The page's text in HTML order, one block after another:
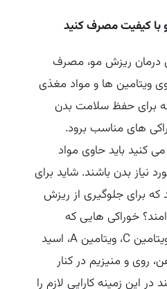
با کیفیت مصرف کنید
درمان ریزش مو، مصرف
ویتامین‌ ها و مواد مغذی
برای حفظ سلامت بدن
های مناسب برود.
کنید باید حاوی مواد
نیاز بدن باشند. شاید برای
برای جلوگیری از ریزش
خوراکی‌ هایی که
سرشار از ویتامین B12، ویتامین C، ویتامین A، اسید
آهن، روی و منیزیم در کنار
این زمینه کارایی لازم را